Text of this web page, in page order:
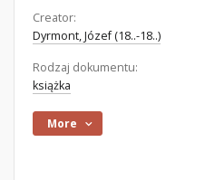
Creator:
Dyrmont, Józef (18..-18..)
Rodzaj dokumentu:
książka
More